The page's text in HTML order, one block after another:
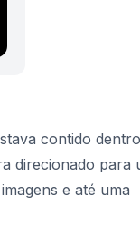
contido
direcionado para
e até uma